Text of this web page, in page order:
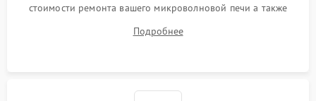
стоимости ремонта вашего микроволновой печи а также
Подробнее